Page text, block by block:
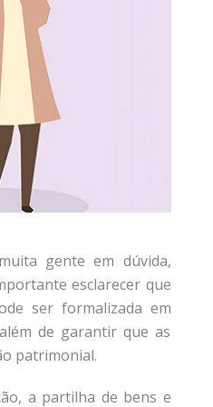
gente em dúvida,
esclarecer que
ser formalizada em
de garantir que as
patrimonial.
a partilha de bens e